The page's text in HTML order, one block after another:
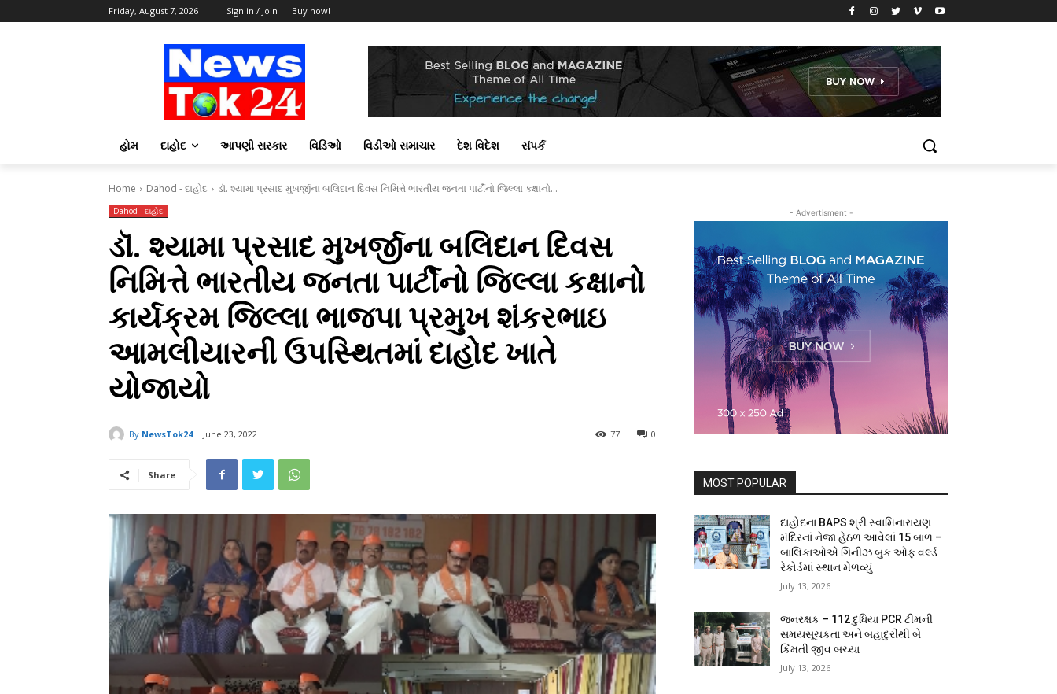
Friday, August 7, 2026 Sign in / Join Buy now!
હોમ દાહોદ આપણી સરકાર વિડિઓ વિડીઓ સમાચાર દેશ વિદેશ સંપર્ક
Home Dahod - દાહોદ ડૉ. શ્યામા પ્રસાદ મુખર્જીના બલિદાન દિવસ નિમિત્તે ભારતીય જનતા પાર્ટીનો જિલ્લા કક્ષાનો...
Dahod - દાહોદ
ડૉ. શ્યામા પ્રસાદ મુખર્જીના બલિદાન દિવસ
નિમિત્તે ભારતીય જનતા પાર્ટીનો જિલ્લા કક્ષાનો
કાર્યક્રમ જિલ્લા ભાજપા પ્રમુખ શંકરભાઇ
આમલીયારની ઉપસ્થિતમાં દાહોદ ખાતે
યોજાયો
By NewsTok24 June 23, 2022 0
77
Share
- Advertisment -
MOST POPULAR
દાહોદના BAPS શ્રી સ્વામિનારાયણ
મંદિરનાં નેજા હેઠળ આવેલાં 15 બાળ –
બાલિકાઓએ ગિનીઝ બુક ઓફ વર્લ્ડ
રેકોર્ડમાં સ્થાન મેળવ્યું
July 13, 2026
જનરક્ષક – 112 દુધિયા PCR ટીમની
સમયસૂચકતા અને બહાદુરીથી બે
કિંમતી જીવ બચ્યા
July 13, 2026